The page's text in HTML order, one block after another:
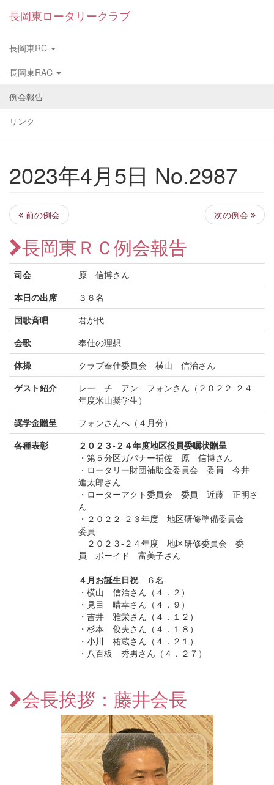
長岡東ロータリークラブ
長岡東RC
長岡東RAC
例会報告
リンク
2023年4月5日 No.2987
前の例会 次の例会
長岡東ＲＣ例会報告
司会
原 信博さん
本日の出席
３６名
国歌斉唱
君が代
会歌
奉仕の理想
体操
クラブ奉仕委員会 横山 信治さん
ゲスト紹介
レー チ アン フォンさん（２０２２-２４
年度米山奨学生）
奨学金贈呈
フォンさんへ（４月分）
各種表彰
２０２３-２４年度地区役員委嘱状贈呈
・第５分区ガバナー補佐 原 信博さん
・ロータリー財団補助金委員会 委員 今井
進太郎さん
・ローターアクト委員会 委員 近藤 正明さ
ん
・２０２２-２３年度 地区研修準備委員会
委員
２０２３-２４年度 地区研修委員会 委
員 ボーイド 富美子さん
４月お誕生日祝６名
・横山 信治さん（４．２）
・見目 晴幸さん（４．９）
・吉井 雅栄さん（４．１２）
・杉本 俊夫さん（４．１８）
・小川 祐蔵さん（４．２１）
・八百板 秀男さん（４．２７）
会長挨拶：藤井会長